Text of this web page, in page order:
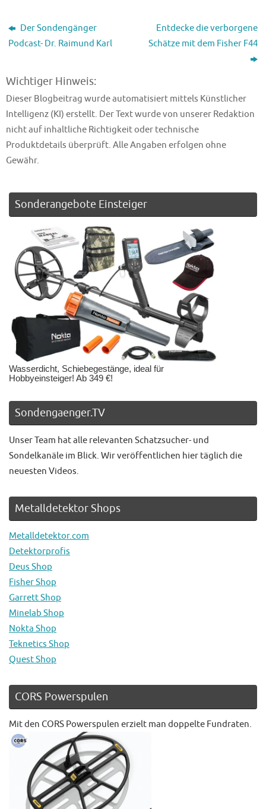
Der Sondengänger
Podcast- Dr. Raimund Karl
Entdecke die verborgene
Schätze mit dem Fisher F44
Wichtiger Hinweis:
Dieser Blogbeitrag wurde automatisiert mittels Künstlicher
Intelligenz (KI) erstellt. Der Text wurde von unserer Redaktion
nicht auf inhaltliche Richtigkeit oder technische
Produktdetails überprüft. Alle Angaben erfolgen ohne
Gewähr.
Sonderangebote Einsteiger
Wasserdicht, Schiebegestänge, ideal für
Hobbyeinsteiger! Ab 349 €!
Sondengaenger.TV
Unser Team hat alle relevanten Schatzsucher- und
Sondelkanäle im Blick. Wir veröffentlichen hier täglich die
neuesten Videos.
Metalldetektor Shops
Metalldetektor.com
Detektorprofis
Deus Shop
Fisher Shop
Garrett Shop
Minelab Shop
Nokta Shop
Teknetics Shop
Quest Shop
CORS Powerspulen
Mit den CORS Powerspulen erzielt man doppelte Fundraten.